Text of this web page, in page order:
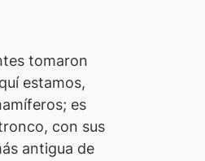
tomaron
estamos,
es
con sus
antigua de